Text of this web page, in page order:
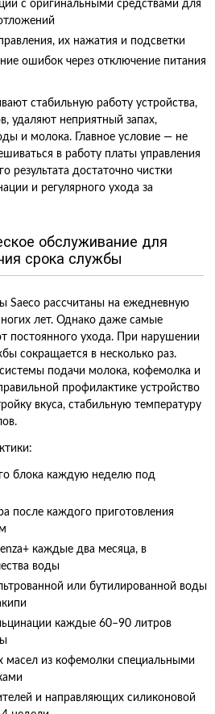
с оригинальными средствами для
их нажатия и подсветки
ошибок через отключение питания
стабильную работу устройства,
удаляют неприятный запах,
и молока. Главное условие — не
в работу платы управления
результата достаточно чистки
и регулярного ухода за
обслуживание для
срока службы
рассчитаны на ежедневную
лет. Однако даже самые
постоянного ухода. При нарушении
сокращается в несколько раз.
подачи молока, кофемолка и
профилактике устройство
вкуса, стабильную температуру
блока каждую неделю под
после каждого приготовления
каждые два месяца, в
воды
или бутилированной воды
каждые 60–90 литров
масел из кофемолки специальными
и направляющих силиконовой